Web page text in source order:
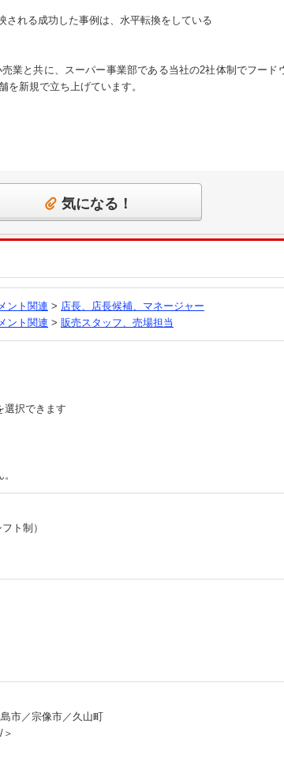
される成功した事例は、水平転換をしている
業と共に、スーパー事業部である当社の2社体制でフード
を新規で立ち上げています。
気になる！
ント関連 > 店長、店長候補、マネージャー
ント関連 > 販売スタッフ、売場担当
選択できます
ト制）
市／宗像市／久山町